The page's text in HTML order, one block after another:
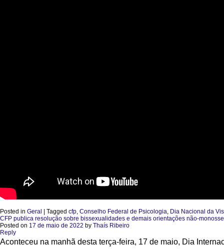
Posted in Geral Tagged cfp, Conselho Federal de Psicologia, Dia Nacional da
CFP publica resolução sobre bissexualidades e demais orientações não-
Posted on 17 de maio de 2022 by Thaís Ribeiro
Reply
Aconteceu na manhã desta terça-feira, 17 de maio, Dia